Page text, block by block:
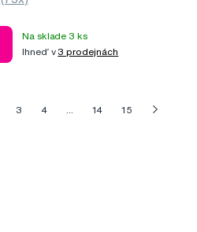
Na sklade 3 ks
Ihneď v 3 prodejnách
3 4 14 15